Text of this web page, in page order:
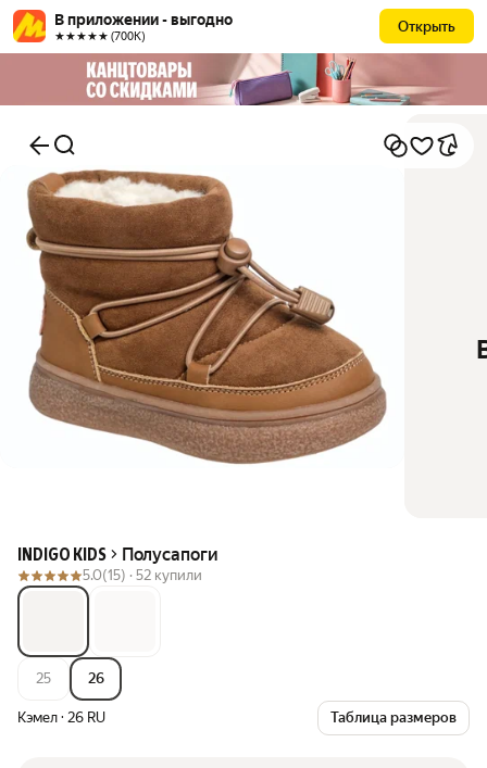
В приложении - выгодно
★★★★★ (700К)
Открыть
INDIGO KIDS Полусапоги
5.0(15) · 52 купили
25 26
Кэмел · 26 RU Таблица размеров